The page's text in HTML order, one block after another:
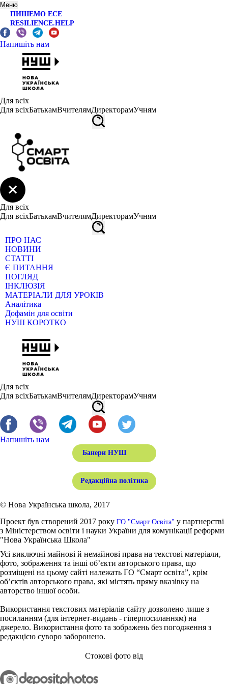
Меню
ПИШЕМО ЕСЕ
RESILIENCE.HELP
Напишіть нам
Для всіх
Для всіхБатькамВчителямДиректорамУчням
Для всіх
Для всіхБатькамВчителямДиректорамУчням
ПРО НАС
НОВИНИ
СТАТТІ
Є ПИТАННЯ
ПОГЛЯД
ІНКЛЮЗІЯ
МАТЕРІАЛИ ДЛЯ УРОКІВ
Аналітика
Дофамін для освіти
НУШ КОРОТКО
Для всіх
Для всіхБатькамВчителямДиректорамУчням
Напишіть нам
Банери НУШ
Редакційна політика
© Нова Українська школа, 2017
Проект був створений 2017 року ГО "Смарт Освіта" у партнерстві
з Міністерством освіти і науки України для комунікації реформи
"Нова Українська Школа"
Усі виключні майнові й немайнові права на текстові матеріали,
фото, зображення та інші об’єкти авторського права, що
розміщені на цьому сайті належать ГО “Смарт освіта”, крім
об’єктів авторського права, які містять пряму вказівку на
авторство іншої особи.
Використання текстових матеріалів сайту дозволено лише з
посиланням (для інтернет-видань - гіперпосиланням) на
джерело. Використання фото та зображень без погодження з
редакцією суворо заборонено.
Стокові фото від